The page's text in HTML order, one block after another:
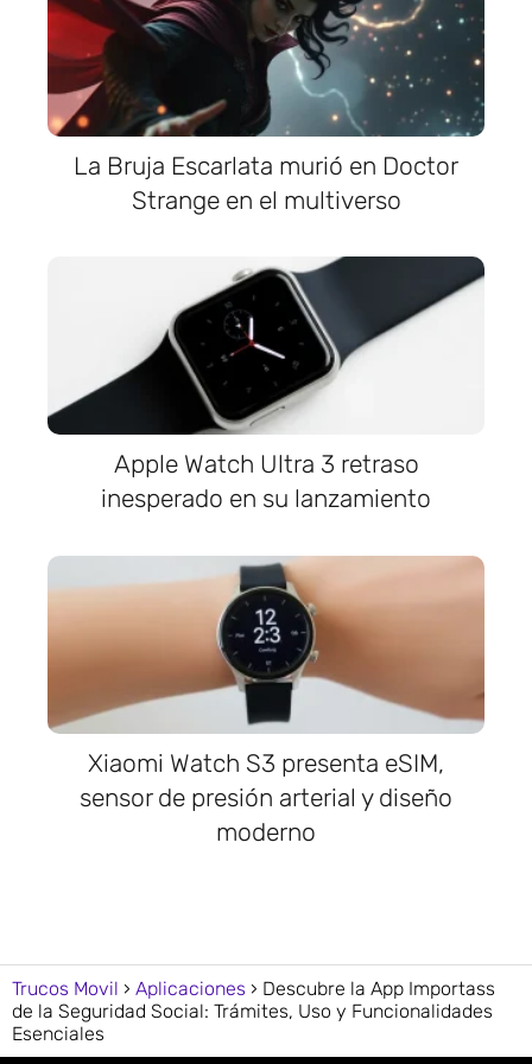
La Bruja Escarlata murió en Doctor
Strange en el multiverso
Apple Watch Ultra 3 retraso
inesperado en su lanzamiento
Xiaomi Watch S3 presenta eSIM,
sensor de presión arterial y diseño
moderno
Trucos Movil Aplicaciones
Descubre la App Importass
de la Seguridad Social: Trámites, Uso y Funcionalidades
Esenciales